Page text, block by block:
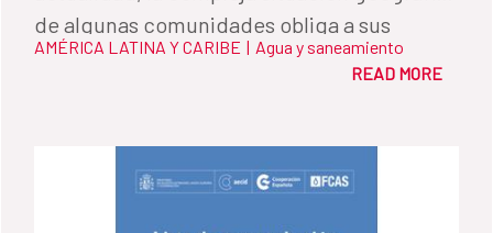
de algunas comunidades obliga a sus
habitantes a desplazarse a pueblos vecinos
AMÉRICA LATINA Y CARIBE | Agua y saneamiento
READ MORE